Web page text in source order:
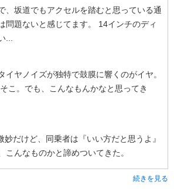
、坂道でもアクセルを踏むと思っている通
問題ないと感じてます。 14インチのディ
...
イヤノイズが独特で鼓膜に響くのがイヤ。
こ。でも、こんなもんかなと思ってき
妙だけど、同乗者は『いい方だと思うよ』
こんなものかと諦めついてきた。
続きを見る